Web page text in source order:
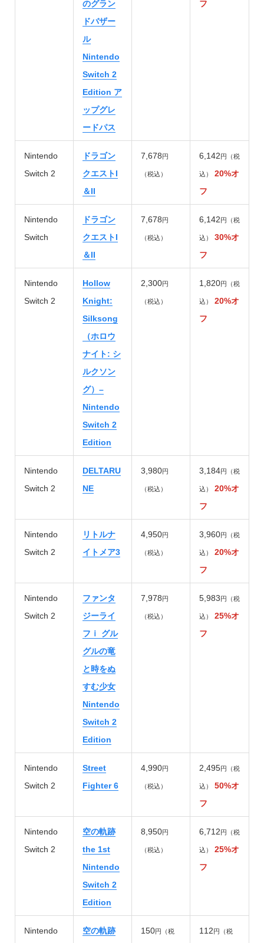
のグラン
ドバザー
ル
Nintendo
Switch 2
Edition ア
ップグレ
ードパス
フ
Nintendo
Switch 2
ドラゴン
クエストI
＆II
7,678円
（税込）
6,142円（税
込）
20%オ
フ
Nintendo
Switch
ドラゴン
クエストI
＆II
7,678円
（税込）
6,142円（税
込）
30%オ
フ
Nintendo
Switch 2
Hollow
Knight:
Silksong
（ホロウ
ナイト: シ
ルクソン
グ）–
Nintendo
Switch 2
Edition
2,300円
（税込）
1,820円（税
込）
20%オ
フ
Nintendo
Switch 2
DELTARU
NE
3,980円
（税込）
3,184円（税
込）
20%オ
フ
Nintendo
Switch 2
リトルナ
イトメア3
4,950円
（税込）
3,960円（税
込）
20%オ
フ
Nintendo
Switch 2
ファンタ
ジーライ
フｉ グル
グルの竜
と時をぬ
すむ少女
Nintendo
Switch 2
Edition
7,978円
（税込）
5,983円（税
込）
25%オ
フ
Nintendo
Switch 2
Street
Fighter 6
4,990円
（税込）
2,495円（税
込）
50%オ
フ
Nintendo
Switch 2
空の軌跡
the 1st
Nintendo
Switch 2
Edition
8,950円
（税込）
6,712円（税
込）
25%オ
フ
Nintendo
空の軌跡
150円（税 112円（税